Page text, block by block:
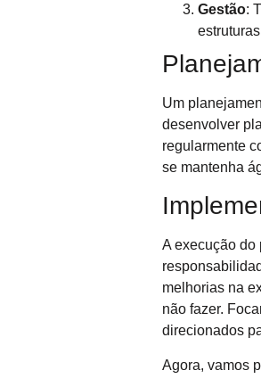
Gestão:
Um
desenvolver
regularmente
se mantenha
A execução do
melhorias na
não fazer.
direcionados
Agora, vamos